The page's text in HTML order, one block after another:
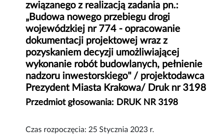
związanego z realizacją zadania pn.:
„Budowa nowego przebiegu drogi
wojewódzkiej nr 774 - opracowanie
dokumentacji projektowej wraz z
pozyskaniem decyzji umożliwiającej
wykonanie robót budowlanych, pełnienie
nadzoru inwestorskiego" / projektodawca
Prezydent Miasta Krakowa/ Druk nr 3198
Przedmiot głosowania: DRUK NR 3198
Czas rozpoczęcia: 25 Stycznia 2023 r.